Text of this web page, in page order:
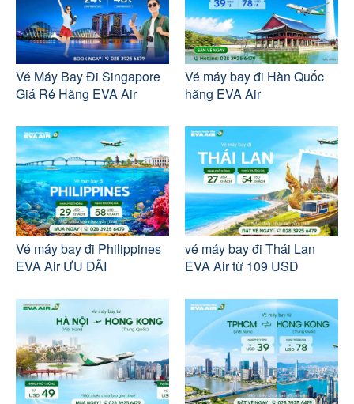
Vé Máy Bay Đi Singapore
Giá Rẻ Hãng EVA Air
Vé máy bay đi Hàn Quốc
hãng EVA Air
Vé máy bay đi Philippines
EVA Air ƯU ĐÃI
vé máy bay đi Thái Lan
EVA Air từ 109 USD